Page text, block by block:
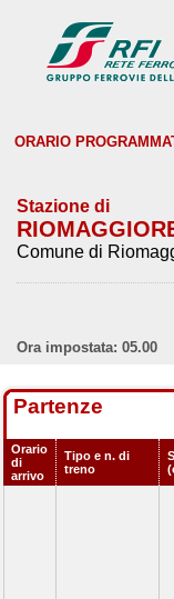
ORARIO
Stazione di
Comune di
Ora impostata: 05.00
Partenze
Orario
di
arrivo
Tipo e n. di
treno